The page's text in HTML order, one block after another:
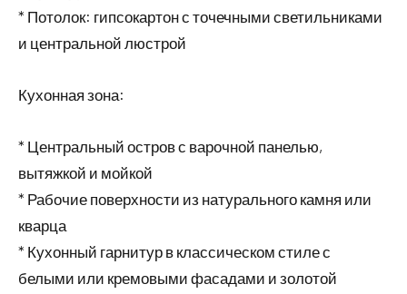
* Потолок: гипсокартон с точечными светильниками
и центральной люстрой
Кухонная зона:
* Центральный остров с варочной панелью,
вытяжкой и мойкой
* Рабочие поверхности из натурального камня или
кварца
* Кухонный гарнитур в классическом стиле с
белыми или кремовыми фасадами и золотой